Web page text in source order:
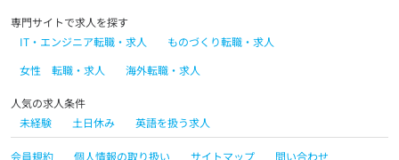
専門サイトで求人を探す
IT・エンジニア転職・求人
ものづくり転職・求人
女性 転職・求人
海外転職・求人
人気の求人条件
未経験
土日休み 英語を扱う求人
会員規約 個人情報の取り扱い サイトマップ 問い合わせ